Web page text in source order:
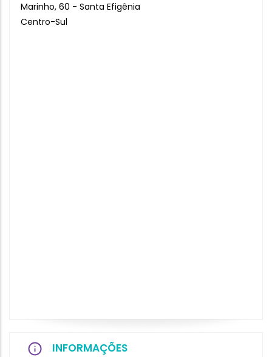
Marinho, 60 - Santa Efigênia
Centro-Sul
INFORMAÇÕES